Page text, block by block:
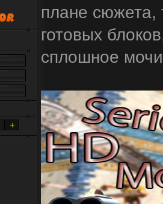
плане сюжета,
готовых
сплошное